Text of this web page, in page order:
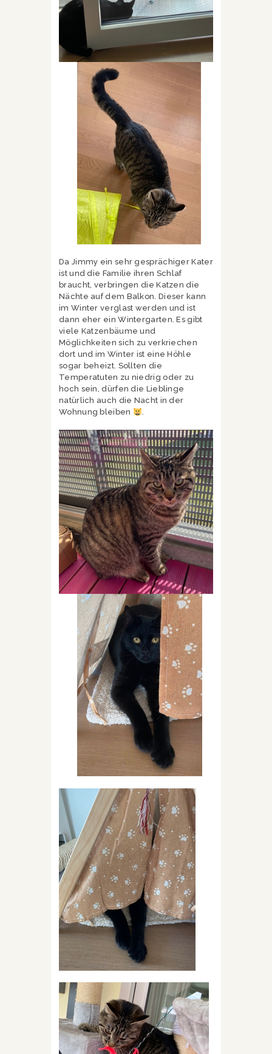
Da Jimmy ein sehr gesprächiger Kater
ist und die Familie ihren Schlaf
braucht, verbringen die Katzen die
Nächte auf dem Balkon. Dieser kann
im Winter verglast werden und ist
dann eher ein Wintergarten. Es gibt
viele Katzenbäume und
Möglichkeiten sich zu verkriechen
dort und im Winter ist eine Höhle
sogar beheizt. Sollten die
Temperatuten zu niedrig oder zu
hoch sein, dürfen die Lieblinge
natürlich auch die Nacht in der
Wohnung bleiben
.